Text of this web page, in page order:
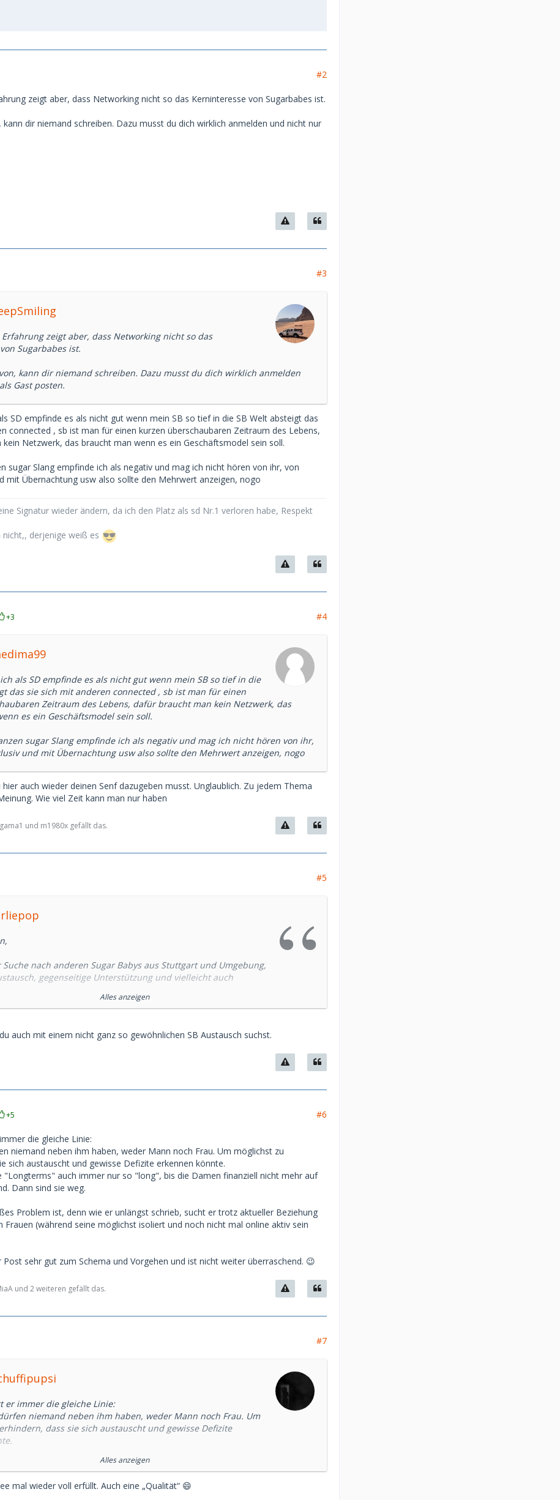
#2
zeigt aber, dass Networking nicht so das Kerninteresse von Sugarbabes ist.
kann dir niemand schreiben. Dazu musst du dich wirklich anmelden und nicht nur
#3
Erfahrung zeigt aber, dass Networking nicht so das
Sugarbabes ist.
kann dir niemand schreiben. Dazu musst du dich wirklich anmelden
Gast posten.
SD empfinde es als nicht gut wenn mein SB so tief in die SB Welt absteigt das
connected , sb ist man für einen kurzen überschaubaren Zeitraum des Lebens,
Netzwerk, das braucht man wenn es ein Geschäftsmodel sein soll.
sugar Slang empfinde ich als negativ und mag ich nicht hören von ihr, von
mit Übernachtung usw also sollte den Mehrwert anzeigen, nogo
Signatur wieder ändern, da ich den Platz als sd Nr.1 verloren habe, Respekt
derjenige weiß es
+3 #4
als SD empfinde es als nicht gut wenn mein SB so tief in die
das sie sich mit anderen connected , sb ist man für einen
Zeitraum des Lebens, dafür braucht man kein Netzwerk, das
es ein Geschäftsmodel sein soll.
sugar Slang empfinde ich als negativ und mag ich nicht hören von ihr,
und mit Übernachtung usw also sollte den Mehrwert anzeigen, nogo
auch wieder deinen Senf dazugeben musst. Unglaublich. Zu jedem Thema
Wie viel Zeit kann man nur haben
und m1980x gefällt das.
#5
nach anderen Sugar Babys aus Stuttgart und Umgebung,
gegenseitige Unterstützung und vielleicht auch
Erfahrungen in der Sugar-Welt
voneinander lernen können.
angesprochen fühlt, schreibt mir gerne!
Alles anzeigen
auch mit einem nicht ganz so gewöhnlichen SB Austausch suchst.
+5 #6
die gleiche Linie:
niemand neben ihm haben, weder Mann noch Frau. Um möglichst zu
sich austauscht und gewisse Defizite erkennen könnte.
"Longterms" auch immer nur so "long", bis die Damen finanziell nicht mehr auf
Dann sind sie weg.
Problem ist, denn wie er unlängst schrieb, sucht er trotz aktueller Beziehung
Frauen (während seine möglichst isoliert und noch nicht mal online aktiv sein
sehr gut zum Schema und Vorgehen und ist nicht weiter überraschend. 😉
und 2 weiteren gefällt das.
#7
er immer die gleiche Linie:
niemand neben ihm haben, weder Mann noch Frau. Um
dass sie sich austauscht und gewisse Defizite
mehr auf ihn angewiesen sind. Dann sind sie weg.
Problem ist, denn wie er unlängst schrieb, sucht er trotz
Alles anzeigen
mal wieder voll erfüllt. Auch eine „Qualität“ 😄